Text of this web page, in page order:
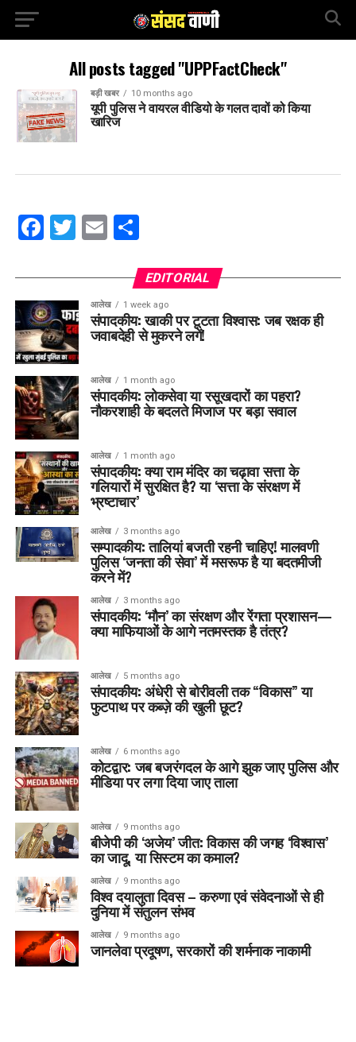
All posts tagged "UPPFactCheck"
बड़ी खबर 10 months ago
यूपी पुलिस ने वायरल वीडियो के गलत दावों को किया
खारिज
Facebook
Twitter
EmailShare
EDITORIAL
आलेख 1 week ago
संपादकीय: खाकी पर टूटता विश्वास: जब रक्षक ही
जवाबदेही से मुकरने लगें!
आलेख 1 month ago
संपादकीय: लोकसेवा या रसूखदारों का पहरा?
नौकरशाही के बदलते मिजाज पर बड़ा सवाल
आलेख 1 month ago
संपादकीय: क्या राम मंदिर का चढ़ावा सत्ता के
गलियारों में सुरक्षित है? या ‘सत्ता के संरक्षण में
भ्रष्टाचार’
आलेख 3 months ago
सम्पादकीय: तालियां बजती रहनी चाहिए! मालवणी
पुलिस ‘जनता की सेवा’ में मसरूफ है या बदतमीजी
करने में?
आलेख 3 months ago
संपादकीय: ‘मौन’ का संरक्षण और रेंगता प्रशासन—
क्या माफियाओं के आगे नतमस्तक है तंत्र?
आलेख 5 months ago
संपादकीय: अंधेरी से बोरीवली तक “विकास” या
फुटपाथ पर कब्ज़े की खुली छूट?
आलेख 6 months ago
कोटद्वार: जब बजरंगदल के आगे झुक जाए पुलिस और
मीडिया पर लगा दिया जाए ताला
आलेख 9 months ago
बीजेपी की ‘अजेय’ जीत: विकास की जगह ‘विश्वास’
का जादू, या सिस्टम का कमाल?
आलेख 9 months ago
विश्व दयालुता दिवस – करुणा एवं संवेदनाओं से ही
दुनिया में संतुलन संभव
आलेख 9 months ago
जानलेवा प्रदूषण, सरकारों की शर्मनाक नाकामी